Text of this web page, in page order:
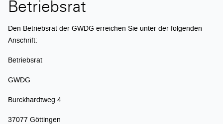
Betriebsrat
Den Betriebsrat der GWDG erreichen Sie unter der folgenden
Anschrift:
Betriebsrat
GWDG
Burckhardtweg 4
37077 Göttingen